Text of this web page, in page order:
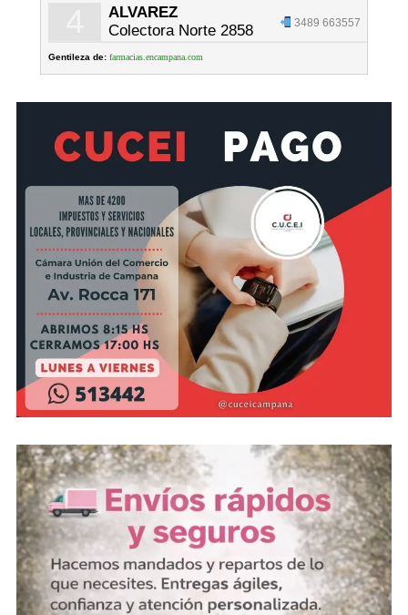
ALVAREZ
Colectora Norte 2858
3489 663557
Gentileza de: farmacias.encampana.com